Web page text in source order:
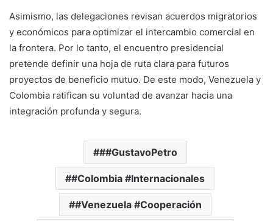
Asimismo, las delegaciones revisan acuerdos migratorios
y económicos para optimizar el intercambio comercial en
la frontera. Por lo tanto, el encuentro presidencial
pretende definir una hoja de ruta clara para futuros
proyectos de beneficio mutuo. De este modo, Venezuela y
Colombia ratifican su voluntad de avanzar hacia una
integración profunda y segura.
##GustavoPetro
#Colombia #Internacionales
#Venezuela #Cooperación